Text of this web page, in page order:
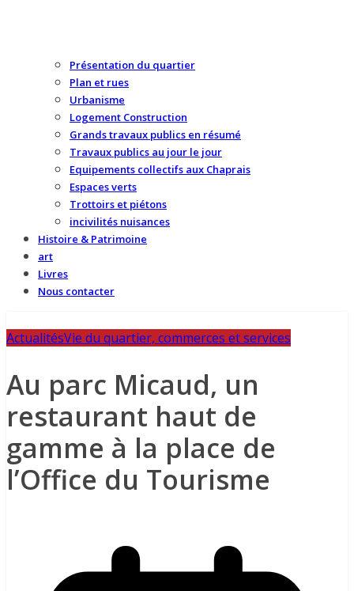
Présentation du quartier
Plan et rues
Urbanisme
Logement Construction
Grands travaux publics en résumé
Travaux publics au jour le jour
Equipements collectifs aux Chaprais
Espaces verts
Trottoirs et piétons
incivilités nuisances
Histoire & Patrimoine
art
Livres
Nous contacter
ActualitésVie du quartier, commerces et services
Au parc Micaud, un
restaurant haut de
gamme à la place de
l’Office du Tourisme